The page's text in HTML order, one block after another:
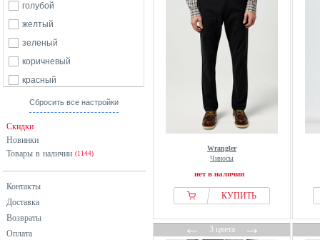
176
голубой
желтый
зеленый
коричневый
красный
оранжевый
серебристый
серый
синий
Сбросить все настройки
Скидки
Новинки
Товары в наличии (1144)
Контакты
Доставка
Возвраты
Оплата
Wrangler
Чиносы
нет в наличии
КУПИТЬ
←3 цвета→